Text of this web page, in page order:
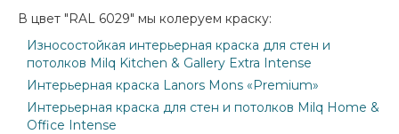
В цвет "RAL 6029" мы колеруем краску:
Износостойкая интерьерная краска для стен и
потолков Milq Kitchen & Gallery Extra Intense
Интерьерная краска Lanors Mons «Premium»
Интерьерная краска для стен и потолков Milq Home &
Office Intense